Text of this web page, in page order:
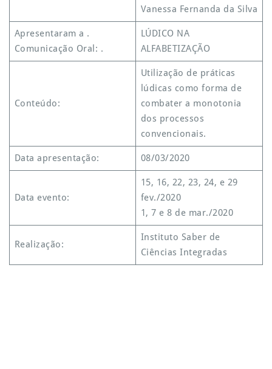
Vanessa Fernanda da Silva
Apresentaram a .
Comunicação Oral: .
LÚDICO NA
ALFABETIZAÇÃO
Conteúdo:
Utilização de práticas
lúdicas como forma de
combater a monotonia
dos processos
convencionais.
Data apresentação: 08/03/2020
Data evento:
15, 16, 22, 23, 24, e 29
fev./2020
1, 7 e 8 de mar./2020
Realização:
Instituto Saber de
Ciências Integradas